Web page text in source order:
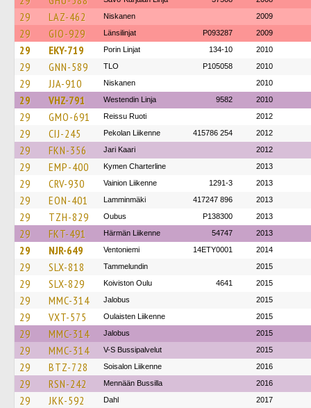
29 LAZ-462 Niskanen 2009
29 GIO-929 Länsilinjat P093287 2009
29 EKY-719 Porin Linjat 134-10 2010
29 GNN-589 TLO P105058 2010
29 JJA-910 Niskanen 2010
29 VHZ-791 Westendin Linja 9582 2010
29 GMO-691 Reissu Ruoti 2012
29 CIJ-245 Pekolan Liikenne 415786 254 2012
29 FKN-356 Jari Kaari 2012
29 EMP-400 Kymen Charterline 2013
29 CRV-930 Vainion Liikenne 1291-3 2013
29 EON-401 Lamminmäki 417247 896 2013
29 TZH-829 Oubus P138300 2013
29 FKT-491 Härmän Liikenne 54747 2013
29 NJR-649 Ventoniemi 14ETY0001 2014
29 SLX-818 Tammelundin 2015
29 SLX-829 Koiviston Oulu 4641 2015
29 MMC-314 Jalobus 2015
29 VXT-575 Oulaisten Liikenne 2015
29 MMC-314 Jalobus 2015
29 MMC-314 V-S Bussipalvelut 2015
29 BTZ-728 Soisalon Liikenne 2016
29 RSN-242 Mennään Bussilla 2016
29 JKK-592 Dahl 2017